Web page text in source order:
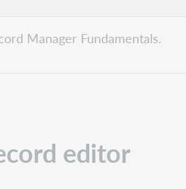
Manager Fundamentals.
editor